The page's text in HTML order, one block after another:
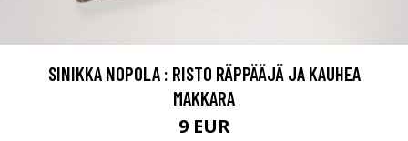
SINIKKA NOPOLA : RISTO RÄPPÄÄJÄ JA KAUHEA
MAKKARA
9 EUR